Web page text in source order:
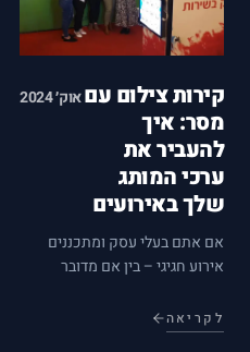
קירות צילום עם
מסר: איך
להעביר את
ערכי המותג
שלך באירועים
אוק׳ 2024
אם אתם בעלי עסק ומתכננים
אירוע חגיגי – בין אם מדובר
משקיעים או אירוע חברה
המוקדש לעובדים המסורים –
לקריאה